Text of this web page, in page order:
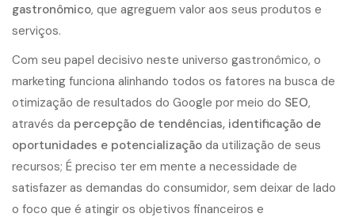
gastronômico, que agreguem valor aos seus produtos e
serviços.
Com seu papel decisivo neste universo gastronômico, o
marketing funciona alinhando todos os fatores na busca de
otimização de resultados do Google por meio do SEO,
através da percepção de tendências, identificação de
oportunidades e potencialização da utilização de seus
recursos; É preciso ter em mente a necessidade de
satisfazer as demandas do consumidor, sem deixar de lado
o foco que é atingir os objetivos financeiros e